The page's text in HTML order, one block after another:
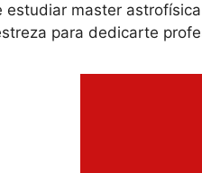
estudiar master
para dedicarte